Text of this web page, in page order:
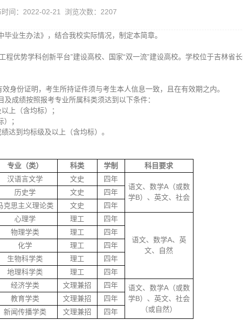
时间：2022-02-21 浏览次数： 2207
业生办法》，结合我校实际情况，制定本简章。
优势学科创新平台”建设高校、国家“双一流”建设高校。学校位于吉林省
身份证明，考生所持证件须与考生本人信息一致，且在有效期之内。
成绩按照报考专业所属科类须达到以下条件：
上（含均标）；
；
达到均标级及以上（含均标）。
专业（类） 科类 学制
科目要求
汉语言文学 文史
四年
语文、数学A（或数
学B）、英文、社会
历史学 文史
四年
克思主义理论类 文史
四年
心理学 理工 四年
语文、数学A、英
文、自然
物理学类 理工
四年
化学 理工
四年
生物科学类 理工
四年
地理科学类 理工
四年
经济学类 文理兼招 四年
语文、数学A（或数
学B）、英文、社会
（或自然）
教育学类 文理兼招
四年
新闻传播学类 文理兼招
四年